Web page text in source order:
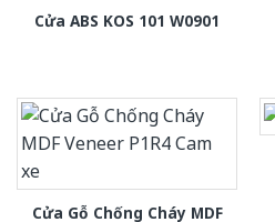
Cửa ABS KOS 101 W0901
Cửa Gỗ Chống Cháy MDF